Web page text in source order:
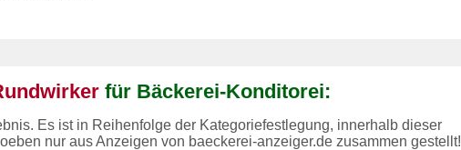
für Bäckerei-Konditorei:
Es ist in Reihenfolge der Kategoriefestlegung, innerhalb dieser
nur aus Anzeigen von baeckerei-anzeiger.de zusammen gestellt!